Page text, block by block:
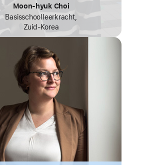
Moon-hyuk Choi
Basisschool­leerkracht,
Zuid‑Korea